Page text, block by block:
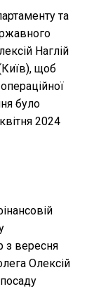
та
Наглій
щоб
було
2024
з вересня
Олексій